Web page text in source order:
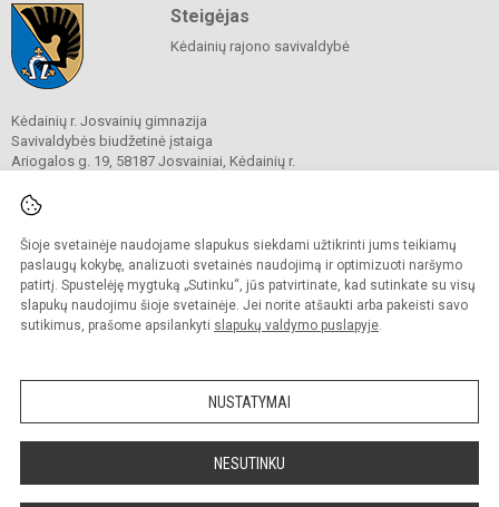
Šioje svetainėje naudojame slapukus siekdami užtikrinti jums teikiamų
paslaugų kokybę, analizuoti svetainės naudojimą ir optimizuoti naršymo
patirtį. Spustelėję mygtuką „Sutinku“, jūs patvirtinate, kad sutinkate su visų
slapukų naudojimu šioje svetainėje. Jei norite atšaukti arba pakeisti savo
sutikimus, prašome apsilankyti slapukų valdymo puslapyje.
NUSTATYMAI
NESUTINKU
Steigėjas
Kėdainių rajono savivaldybė
Kėdainių r. Josvainių gimnazija
Savivaldybės biudžetinė įstaiga
Ariogalos g. 19, 58187 Josvainiai, Kėdainių r.
El. p.
Duomenys kaupiami ir saugomi
Juridinių asmenų registre
Įmonės kodas 191018728
Kopijuoti turinį be raštiško gimnazijos sutikimo griežtai draudžiama.
Prieinamumo paraiška Slapukų valdymas
svetainę